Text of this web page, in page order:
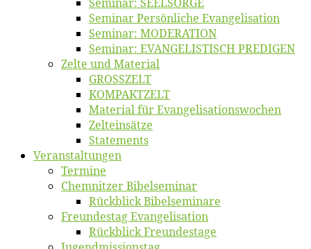
Se­mi­nar Per­sön­li­che Evangelisation
Se­mi­nar: MODERATION
Se­mi­nar: EVANGELISTISCH PREDIGEN
Zel­te und Material
GROSSZELT
KOMPAKTZELT
Ma­te­ri­al für Evangelisationswochen
Zelt­ein­sät­ze
State­ments
Ver­an­stal­tun­gen
Ter­mi­ne
Chemnit­zer Bibelseminar
Rück­blick Bibelseminare
Freun­des­tag Evangelisation
Rück­blick Freundestage